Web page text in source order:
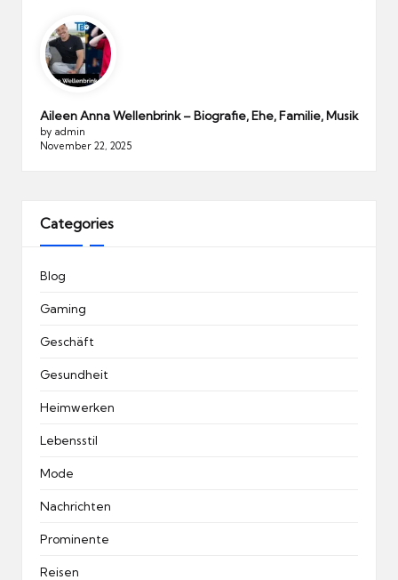
Aileen Anna Wellenbrink – Biografie, Ehe, Familie, Musik
by admin
November 22, 2025
Categories
Blog
Gaming
Geschäft
Gesundheit
Heimwerken
Lebensstil
Mode
Nachrichten
Prominente
Reisen